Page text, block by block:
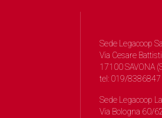
Sede Legacoop
Via Cesare
17100 SAVONA
tel: 019/8386847
Sede Legacoop
Via Bologna 60/62